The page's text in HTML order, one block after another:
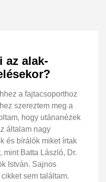
az alak-
a fajtacsoporthoz
szereztem meg a
hogy utánanézek
általam nagy
és bírálók miket írtak
mint Batta László, Dr.
István. Sajnos
sem találtam.